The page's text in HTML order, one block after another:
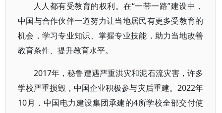
人人都有受教育的权利。在“一带一路”建设中，
中国与合作伙伴一道努力让当地居民有更多受教育的
机会，学习专业知识、掌握专业技能，助力当地改善
教育条件、提升教育水平。
2017年，秘鲁遭遇严重洪灾和泥石流灾害，许多
学校严重损毁，中国企业积极参与灾后重建。2022年
10月，中国电力建设集团承建的4所学校全部交付使